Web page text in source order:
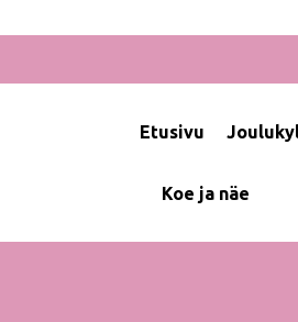
Etusivu
Koe ja näe